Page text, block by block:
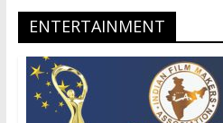
ENTERTAINMENT